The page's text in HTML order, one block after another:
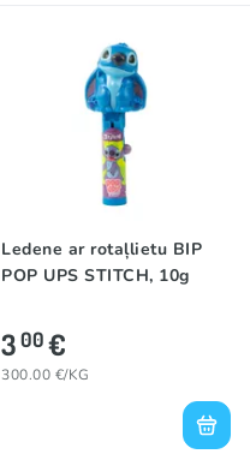
Ledene ar rotaļlietu BIP
POP UPS STITCH, 10g
300€
300.00 €/KG